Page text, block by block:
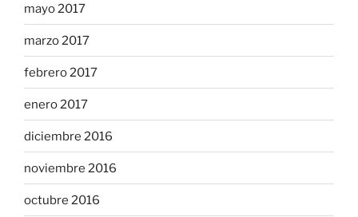
mayo 2017
marzo 2017
febrero 2017
enero 2017
diciembre 2016
noviembre 2016
octubre 2016